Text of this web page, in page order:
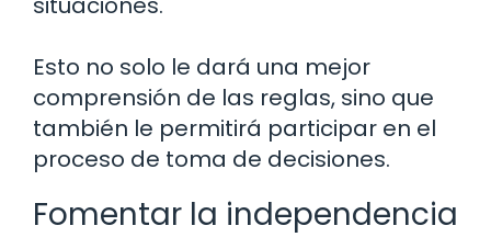
Esto no solo le dará una mejor
comprensión de las reglas, sino que
también le permitirá participar en el
proceso de toma de decisiones.
Fomentar la independencia